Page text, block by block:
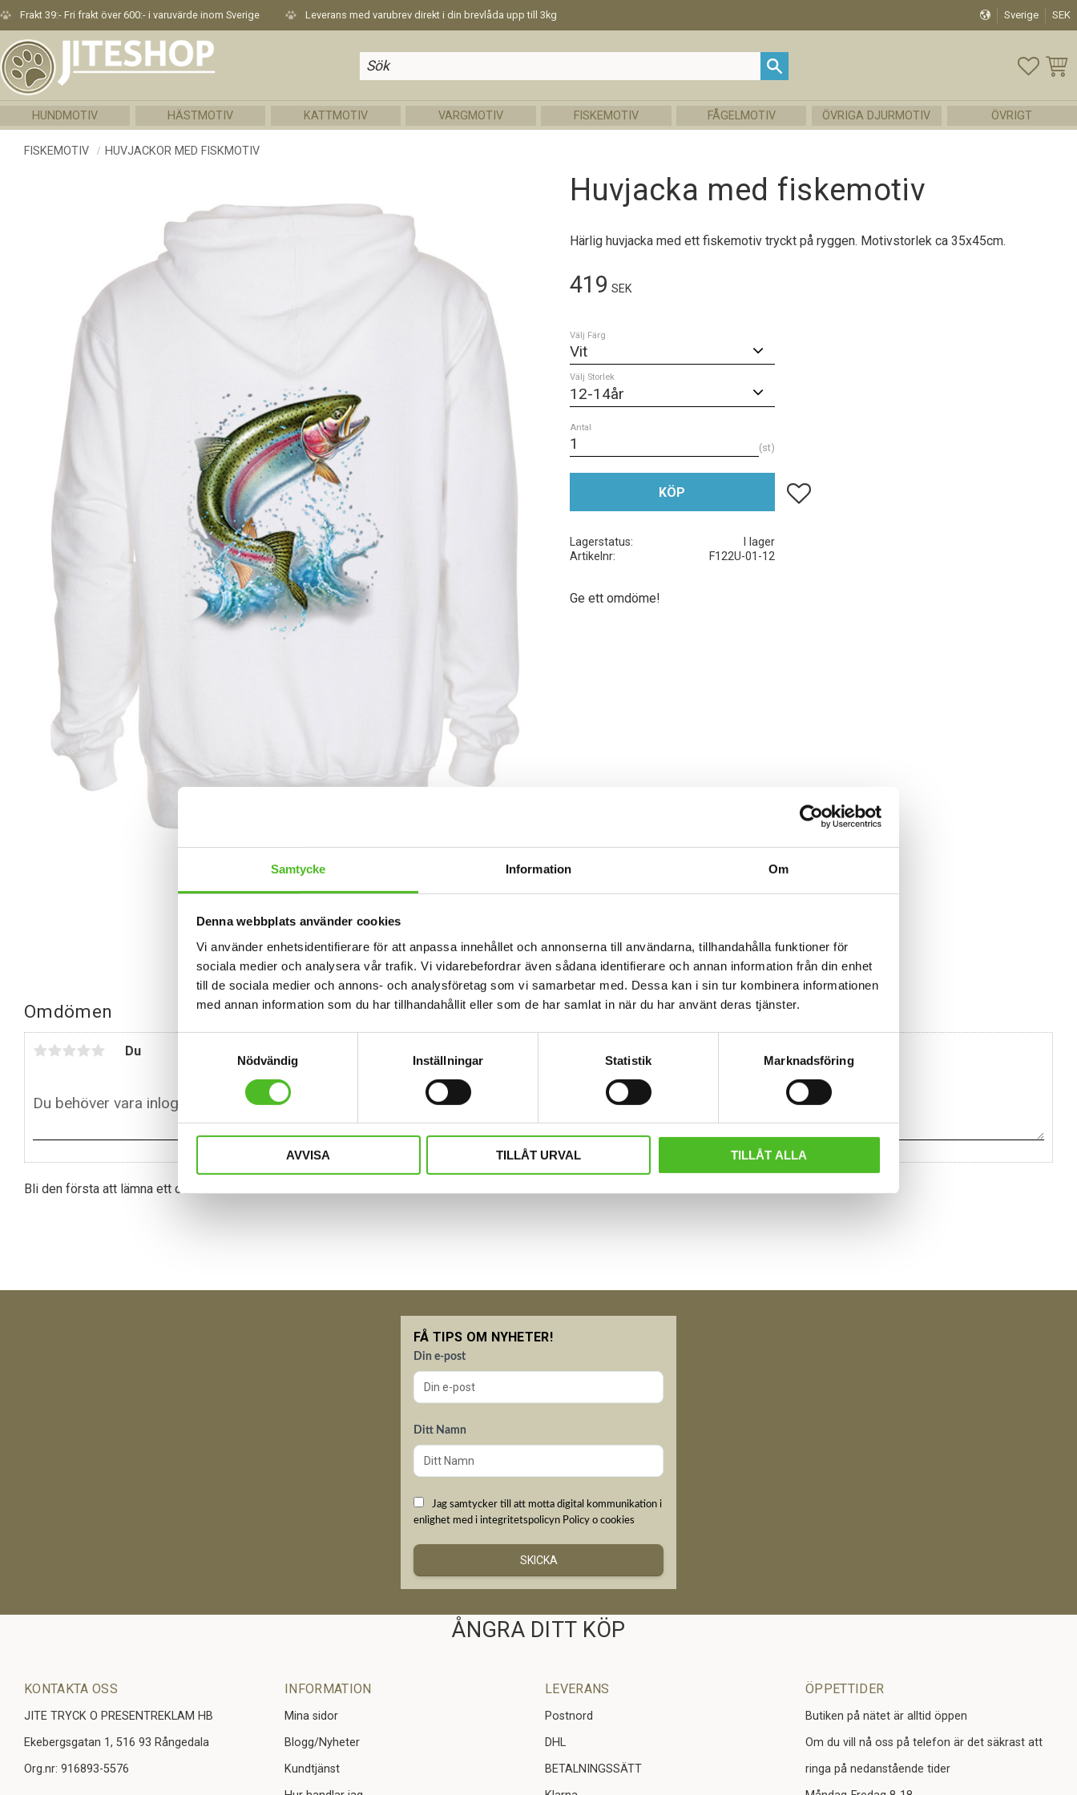
Samtycke Information Om
Denna webbplats använder cookies
Vi använder enhetsidentifierare för att anpassa innehållet och annonserna till användarna, tillhandahålla funktioner för
sociala medier och analysera vår trafik. Vi vidarebefordrar även sådana identifierare och annan information från din enhet
till de sociala medier och annons- och analysföretag som vi samarbetar med. Dessa kan i sin tur kombinera informationen
med annan information som du har tillhandahållit eller som de har samlat in när du har använt deras tjänster.
Nödvändig
Inställningar Statistik Marknadsföring
AVVISA TILLÅT URVAL TILLÅT ALLA
Frakt 39:- Fri frakt över 600:- i varuvärde inom Sverige Leverans med varubrev direkt i din brevlåda upp till 3kg Sverige SEK
HUNDMOTIV HÄSTMOTIV KATTMOTIV VARGMOTIV FISKEMOTIV FÅGELMOTIV ÖVRIGA DJURMOTIV ÖVRIGT
FISKEMOTIV HUVJACKOR MED FISKMOTIV
Huvjacka med fiskemotiv
Härlig huvjacka med ett fiskemotiv tryckt på ryggen. Motivstorlek ca 35x45cm.
419 SEK
Välj Färg
Välj Storlek
Antal
st
KÖP Lägg till i favoriter
Lagerstatus
I lager
Artikelnr
F122U-01-12
Ge ett omdöme!
Facebook
Twitter
Omdömen
Du
Bli den första att lämna ett omdöme.
FÅ TIPS OM NYHETER!
Din e-post
Ditt Namn
Jag samtycker till att motta digital kommunikation i
enlighet med i integritetspolicyn Policy o cookies
SKICKA
ÅNGRA DITT KÖP
KONTAKTA OSS
JITE TRYCK O PRESENTREKLAM HB
Ekebergsgatan 1, 516 93 Rångedala
Org.nr: 916893-5576
INFORMATION
Mina sidor
Blogg/Nyheter
Kundtjänst
LEVERANS
Postnord
DHL
BETALNINGSSÄTT
ÖPPETTIDER
Butiken på nätet är alltid öppen
Om du vill nå oss på telefon är det säkrast att
ringa på nedanstående tider